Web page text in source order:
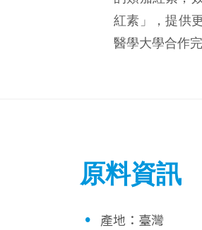
紅素」，提供
醫學大學合作
原料資訊
• 產地：臺灣